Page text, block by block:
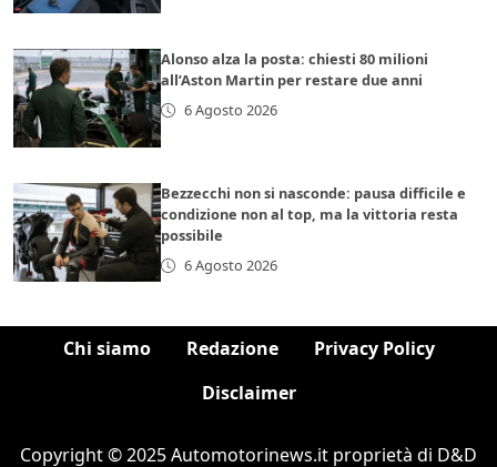
Alonso alza la posta: chiesti 80 milioni
all’Aston Martin per restare due anni
6 Agosto 2026
Bezzecchi non si nasconde: pausa difficile e
condizione non al top, ma la vittoria resta
possibile
6 Agosto 2026
Chi siamo Redazione
Privacy Policy
Disclaimer
Copyright © 2025 Automotorinews.it proprietà di D&D